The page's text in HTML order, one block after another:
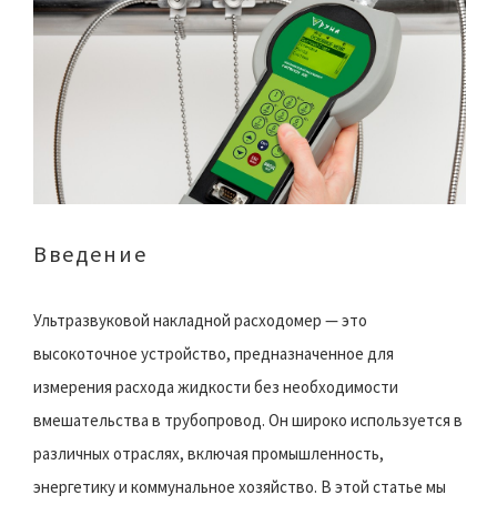
Введение
Ультразвуковой накладной расходомер — это
высокоточное устройство, предназначенное для
измерения расхода жидкости без необходимости
вмешательства в трубопровод. Он широко используется в
различных отраслях, включая промышленность,
энергетику и коммунальное хозяйство. В этой статье мы